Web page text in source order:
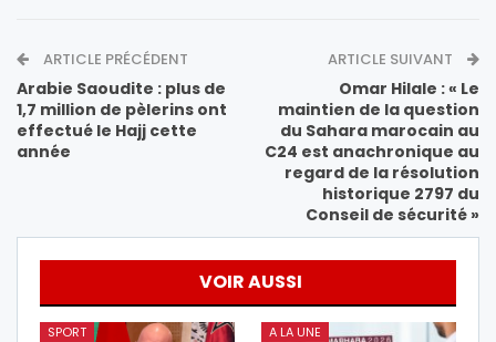
ARTICLE PRÉCÉDENT
Arabie Saoudite : plus de
1,7 million de pèlerins ont
effectué le Hajj cette
année
ARTICLE SUIVANT
Omar Hilale : « Le
maintien de la question
du Sahara marocain au
C24 est anachronique au
regard de la résolution
historique 2797 du
Conseil de sécurité »
VOIR AUSSI
SPORT A LA UNE